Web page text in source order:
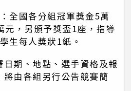
：全國各分組冠軍獎金5萬
元，另頒予獎盃1座，指導
生每人獎狀1紙。
日期、地點、選手資格及報
將由各組另行公告競賽簡